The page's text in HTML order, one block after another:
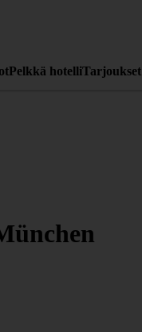
Pelkkä hotelliTarjoukset